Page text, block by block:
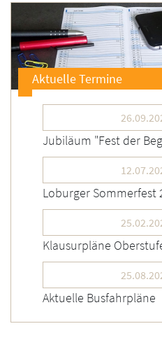
Aktuelle Termine
Jubiläum "Fest der
Loburger Sommerfest
Klausurpläne
Aktuelle Busfahrpläne